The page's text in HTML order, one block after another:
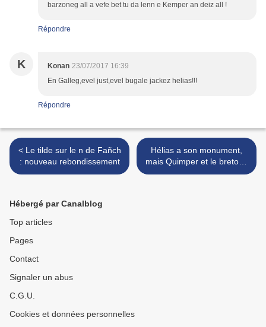
barzoneg all a vefe bet tu da lenn e Kemper an deiz all !
Répondre
K Konan 23/07/2017 16:39
En Galleg,evel just,evel bugale jackez helias!!!
Répondre
< Le tilde sur le n de Fañch
: nouveau rebondissement
Hélias a son monument,
mais Quimper et le breton :
peut vraiment mieux faire !
Hébergé par Canalblog
Top articles
Pages
Contact
Signaler un abus
C.G.U.
Cookies et données personnelles